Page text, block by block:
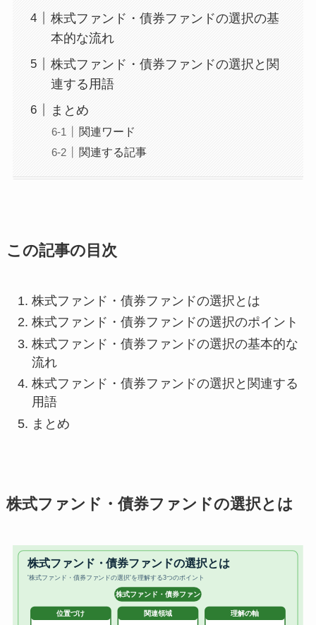
株式ファンド・債券ファンドの選択の基
本的な流れ
株式ファンド・債券ファンドの選択と関
連する用語
まとめ
関連ワード
関連する記事
この記事の目次
株式ファンド・債券ファンドの選択とは
株式ファンド・債券ファンドの選択のポイント
株式ファンド・債券ファンドの選択の基本的な
流れ
株式ファンド・債券ファンドの選択と関連する
用語
まとめ
株式ファンド・債券ファンドの選択とは